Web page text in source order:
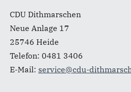
CDU Dithmarschen
Neue Anlage 17
25746 Heide
Telefon: 0481 3406
E-Mail: service@cdu-